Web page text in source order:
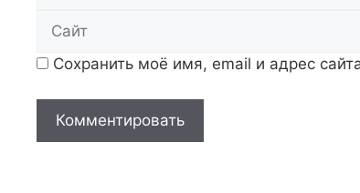
Сохранить моё имя, email и адрес